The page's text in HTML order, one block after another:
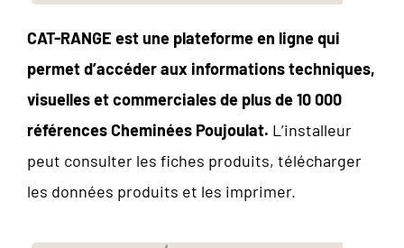
CAT-RANGE est une plateforme en ligne qui
permet d’accéder aux informations techniques,
visuelles et commerciales de plus de 10 000
références Cheminées Poujoulat. L’installeur
peut consulter les fiches produits, télécharger
les données produits et les imprimer.